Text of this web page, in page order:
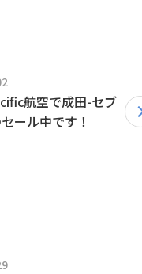
航空で成田-セブ
ール中です！